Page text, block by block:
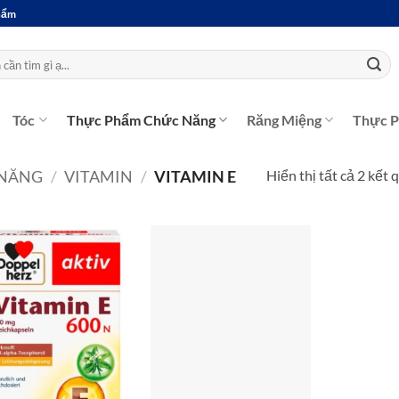
Tóc Thực Phẩm Chức Năng Răng Miệng Thực
/ VITAMIN / VITAMIN E Hiển thị tất cả 2 kết